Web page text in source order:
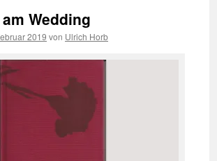
Wedding
2019 von Ulrich Horb